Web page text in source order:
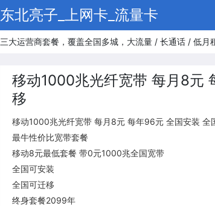
东北亮子_上网卡_流量卡
三大运营商套餐，覆盖全国多城，大流量 / 长通话 / 低
移动1000兆光纤宽带 每月8元
移
移动1000兆光纤宽带 每月8元 每年96元 全国安装 全
最牛性价比宽带套餐
移动8元最低套餐 带0元1000兆全国宽带
全国可安装
全国可迁移
终身套餐2099年